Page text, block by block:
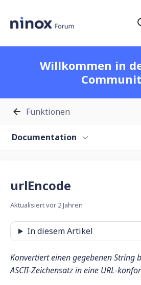
Willkommen in
Funktionen
Documentation
urlEncode
Aktualisiertvor 2 Jahren
In diesem Artikel
Konvertiert einen gegebenen String
ASCII-Zeichensatz in eine URL-